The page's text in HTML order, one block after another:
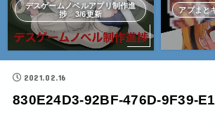
デスゲームノベルアプリ制作進
捗 3/6更新
アプまと
2021.02.16
830E24D3-92BF-476D-9F39-